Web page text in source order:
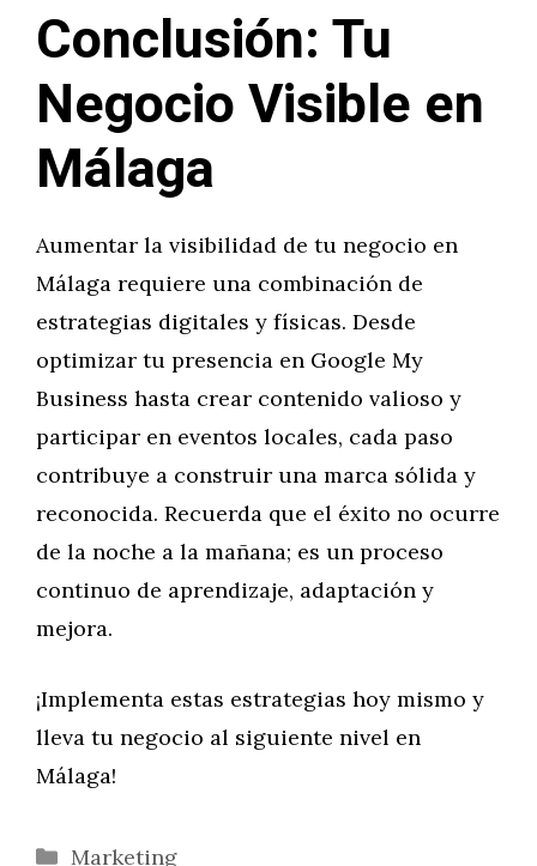
Conclusión: Tu
Negocio Visible en
Málaga
Aumentar la visibilidad de tu negocio en
Málaga requiere una combinación de
estrategias digitales y físicas. Desde
optimizar tu presencia en Google My
Business hasta crear contenido valioso y
participar en eventos locales, cada paso
contribuye a construir una marca sólida y
reconocida. Recuerda que el éxito no ocurre
de la noche a la mañana; es un proceso
continuo de aprendizaje, adaptación y
mejora.
¡Implementa estas estrategias hoy mismo y
lleva tu negocio al siguiente nivel en
Málaga!
Categorías
Marketing